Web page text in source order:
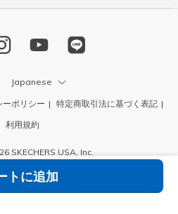
トに追加
Japanese
ーポリシー
特定商取引法に基づく表記
利用規約
SKECHERS USA, Inc.